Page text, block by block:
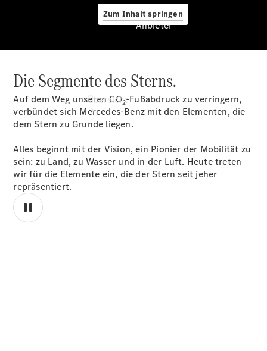
Zum Inhalt springen
Anbieter
Übersicht
Anbieter
Die Segmente des Sterns.
Auf dem Weg unseren CO2-Fußabdruck zu verringern,
verbündet sich Mercedes-Benz mit den Elementen, die
dem Stern zu Grunde liegen.
Alles beginnt mit der Vision, ein Pionier der Mobilität zu
sein: zu Land, zu Wasser und in der Luft. Heute treten
wir für die Elemente ein, die der Stern seit jeher
repräsentiert.